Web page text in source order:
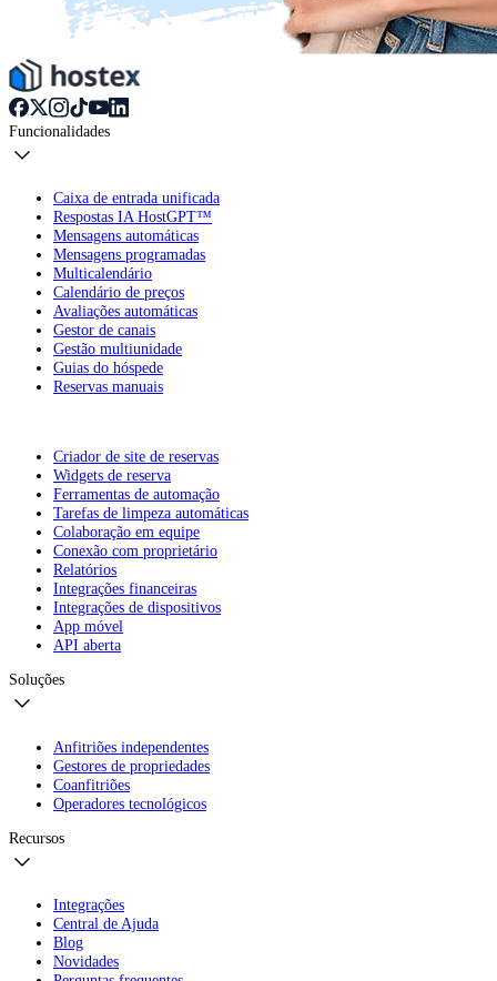
Funcionalidades
Caixa de entrada unificada
Respostas IA HostGPT™
Mensagens automáticas
Mensagens programadas
Multicalendário
Calendário de preços
Avaliações automáticas
Gestor de canais
Gestão multiunidade
Guias do hóspede
Reservas manuais
Criador de site de reservas
Widgets de reserva
Ferramentas de automação
Tarefas de limpeza automáticas
Colaboração em equipe
Conexão com proprietário
Relatórios
Integrações financeiras
Integrações de dispositivos
App móvel
API aberta
Soluções
Anfitriões independentes
Gestores de propriedades
Coanfitriões
Operadores tecnológicos
Recursos
Integrações
Central de Ajuda
Blog
Novidades